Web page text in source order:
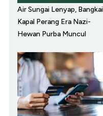
Air Sungai Lenyap, Bangkai
Kapal Perang Era Nazi-
Hewan Purba Muncul